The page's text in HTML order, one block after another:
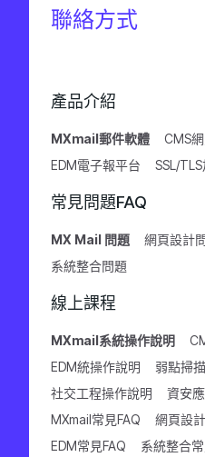
聯絡方式
產品介紹
MXmail郵件軟體
CMS
EDM電子報平台
SSL/
常見問題FAQ
MX Mail 問題 網頁設計
系統整合問題
線上課程
MXmail系統操作說明
EDM統操作說明
弱點掃
社交工程操作說明
資安
MXmail常見FAQ
網頁設
EDM常見FAQ
系統整合